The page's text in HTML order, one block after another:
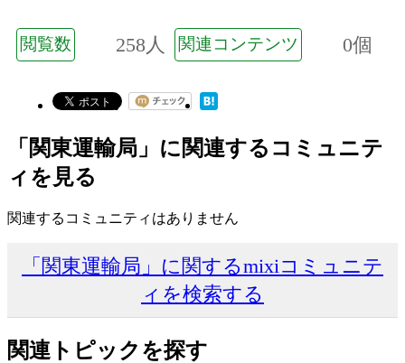
閲覧数 258人 関連コンテンツ 0個
「関東運輸局」に関連するコミュニテ
ィを見る
関連するコミュニティはありません
「関東運輸局」に関するmixiコミュニテ
ィを検索する
関連トピックを探す